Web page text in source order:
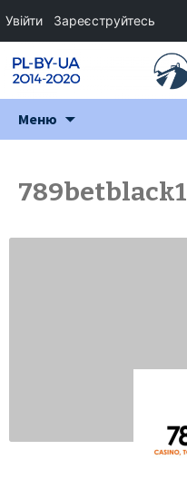
Меню
789betblack1
Увійти Зареєструйтесь